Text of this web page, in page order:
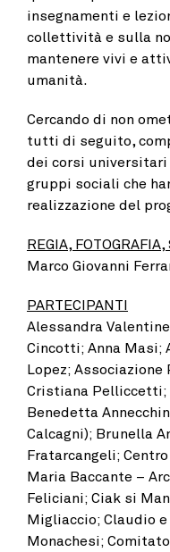
insegnamenti e
collettività e sulla
mantenere vivi e
umanità.
Cercando di non
tutti di seguito,
dei corsi universitari
gruppi sociali che
realizzazione del
REGIA,
Marco Giovanni
PARTECIPANTI
Alessandra
Cincotti; Anna Masi;
Lopez;
Cristiana Pelliccetti;
Benedetta
Calcagni); Brunella
Fratarcangeli;
Maria Baccante –
Feliciani; Ciak si
Migliaccio; Claudio
Monachesi;